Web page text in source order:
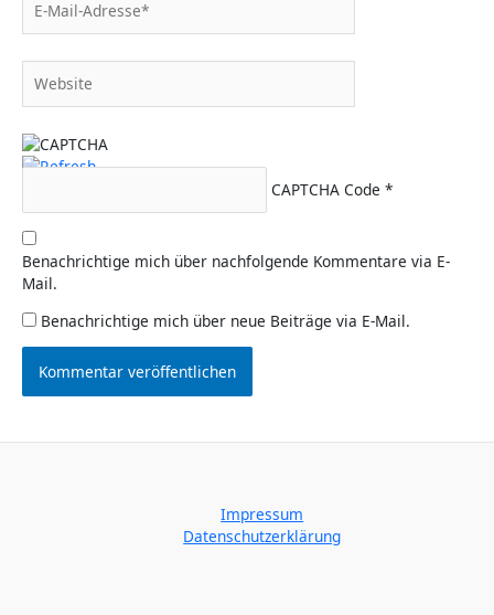
Mail-
Adresse*
CAPTCHA Code *
Benachrichtige mich über nachfolgende Kommentare via E-
Mail.
Benachrichtige mich über neue Beiträge via E-Mail.
Impressum
Datenschutzerklärung